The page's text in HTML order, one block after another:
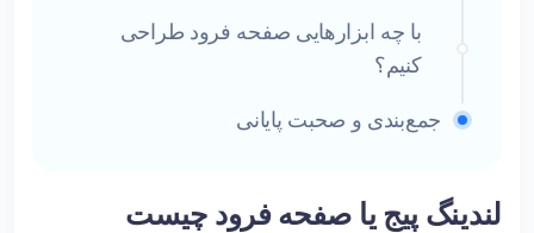
با چه ابزارهایی صفحه فرود طراحی
کنیم؟
جمع‌بندی و صحبت پایانی
لندینگ پیج یا صفحه فرود چیست